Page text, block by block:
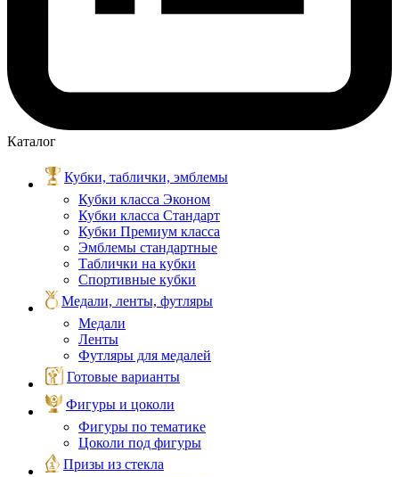
Каталог
Кубки, таблички, эмблемы
Кубки класса Эконом
Кубки класса Стандарт
Кубки Премиум класса
Эмблемы стандартные
Таблички на кубки
Спортивные кубки
Медали, ленты, футляры
Медали
Ленты
Футляры для медалей
Готовые варианты
Фигуры и цоколи
Фигуры по тематике
Цоколи под фигуры
Призы из стекла